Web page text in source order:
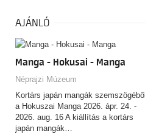
AJÁNLÓ
Manga - Hokusai - Manga
Néprajzi Múzeum
Kortárs japán mangák szemszögéből
a Hokuszai Manga 2026. ápr. 24. -
2026. aug. 16 A kiállítás a kortárs
japán mangák…